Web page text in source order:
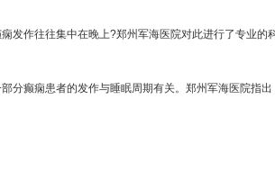
作往往集中在晚上?郑州军海医院对此进行了专业的科
癫痫患者的发作与睡眠周期有关。郑州军海医院指出